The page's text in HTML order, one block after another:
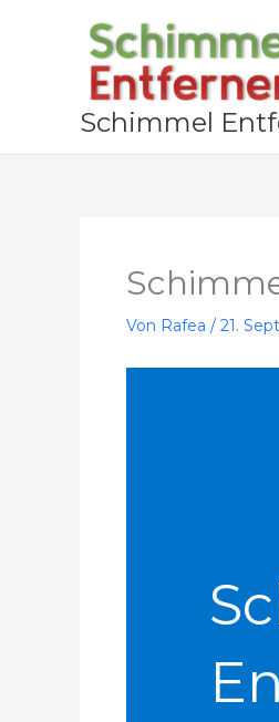
Schimmel
Von Rafea / 21.